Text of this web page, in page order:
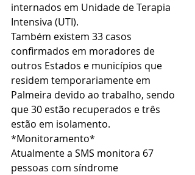
internados em Unidade de Terapia
Intensiva (UTI).
Também existem 33 casos
confirmados em moradores de
outros Estados e municípios que
residem temporariamente em
Palmeira devido ao trabalho, sendo
que 30 estão recuperados e três
estão em isolamento.
*Monitoramento*
Atualmente a SMS monitora 67
pessoas com síndrome